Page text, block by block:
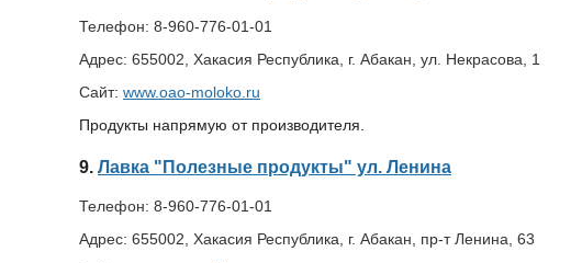
Телефон: 8-960-776-01-01
Адрес: 655002, Хакасия Республика, г. Абакан, ул. Некрасова, 1
Сайт: www.oao-moloko.ru
Продукты напрямую от производителя.
9. Лавка "Полезные продукты" ул. Ленина
Телефон: 8-960-776-01-01
Адрес: 655002, Хакасия Республика, г. Абакан, пр-т Ленина, 63